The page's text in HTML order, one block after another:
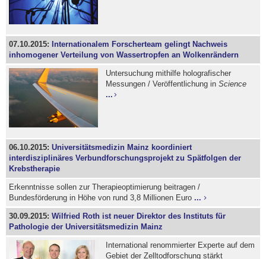
07.10.2015:
Internationalem Forscherteam gelingt Nachweis
inhomogener Verteilung von Wassertropfen an Wolkenrändern
Untersuchung mithilfe holografischer
Messungen / Veröffentlichung in Science
...
06.10.2015:Universitätsmedizin Mainz koordiniert
interdisziplinäres Verbundforschungsprojekt zu Spätfolgen der
Krebstherapie
Erkenntnisse sollen zur Therapieoptimierung beitragen /
Bundesförderung in Höhe von rund 3,8 Millionen Euro...
30.09.2015:Wilfried Roth ist neuer Direktor des Instituts für
Pathologie der Universitätsmedizin Mainz
International renommierter Experte auf dem
Gebiet der Zelltodforschung stärkt